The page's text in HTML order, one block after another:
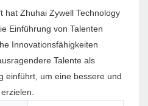
hat Zhuhai Zywell Technology
Einführung von Talenten
Innovationsfähigkeiten
Talente als
einführt, um eine bessere und